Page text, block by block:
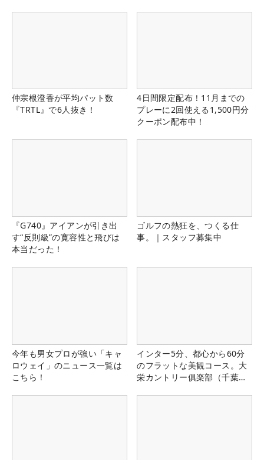
仲宗根澄香が平均パット数
『TRTL』で6人抜き！
4日間限定配布！11月までの
プレーに2回使える1,500円分
クーポン配布中！
『G740』アイアンが引き出
す“反則級”の寛容性と飛びは
本当だった！
ゴルフの熱狂を、つくる仕
事。｜スタッフ募集中
今年も男女プロが強い「キャ
ロウェイ」のニュース一覧は
こちら！
インター5分、都心から60分
のフラットな美観コース。大
栄カントリー俱楽部（千葉